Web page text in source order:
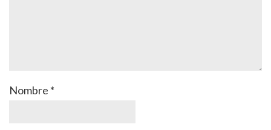
Nombre *